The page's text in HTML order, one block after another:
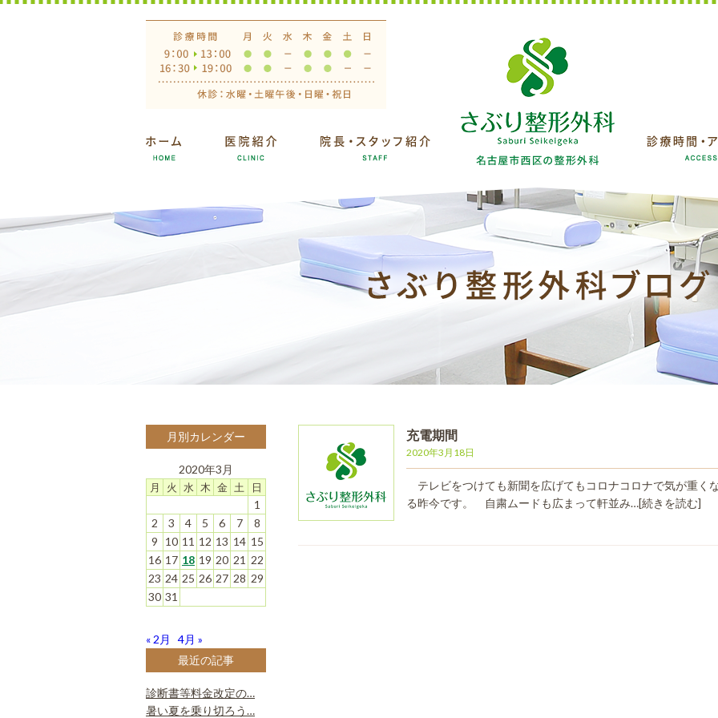
充電期間
2020年3月18日
テレビをつけても新聞を広げてもコロナコロナで気が重く
る昨今です。 自粛ムードも広まって軒並み…[続きを読む]
月別カレンダー
2020年3月
月 火 水 木 金 土 日
1
2
3 4 5 6 7
8
9
10 11 12 13 14 15
16 17 18 19 20 21 22
23 24 25 26 27 28 29
30 31
« 2月
4月 »
最近の記事
診断書等料金改定の…
暑い夏を乗り切ろう…